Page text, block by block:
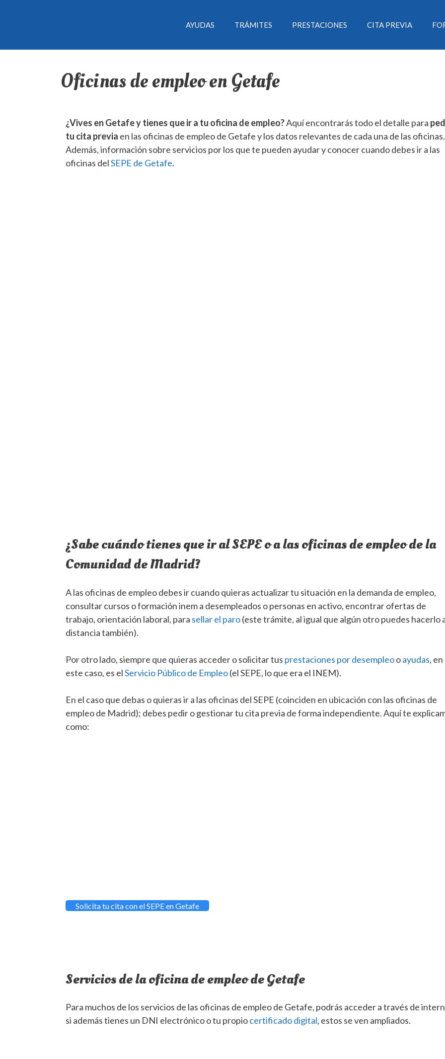
AYUDAS TRÁMITES PRESTACIONES CITA PREVIA
Oficinas de empleo en Getafe
¿Vives en Getafe y tienes que ir a tu oficina de empleo?Aquí encontrarás todo el detalle para
tu cita previa en las oficinas de empleo de Getafe y los datos relevantes de cada una de las oficinas.
Además, información sobre servicios por los que te pueden ayudar y conocer cuando debes ir a las
oficinas delSEPE de Getafe.
¿Sabe cuándo tienes que ir al SEPE o a las oficinas de empleo de la
Comunidad de Madrid?
A las oficinas de empleo debes ir cuando quieras actualizar tu situación en la demanda de empleo,
consultar cursos o formación inem a desempleados o personas en activo, encontrar ofertas de
trabajo, orientación laboral, para sellar el paro(este trámite, al igual que algún otro puedes hacerlo
distancia también).
Por otro lado, siempre que quieras acceder o solicitar tus prestaciones por desempleooayudas, en
este caso, es elServicio Público de Empleo(el SEPE, lo que era el INEM).
En el caso que debas o quieras ir a las oficinas del SEPE (coinciden en ubicación con las oficinas de
empleo de Madrid); debes pedir o gestionar tu cita previa de forma independiente. Aquí te
como:
Solicita tu cita con el SEPE en Getafe
Servicios de la oficina de empleo de Getafe
Para muchos de los servicios de las oficinas de empleo de Getafe, podrás acceder a través de
si además tienes un DNI electrónico o tu propiocertificado digital, estos se ven ampliados.